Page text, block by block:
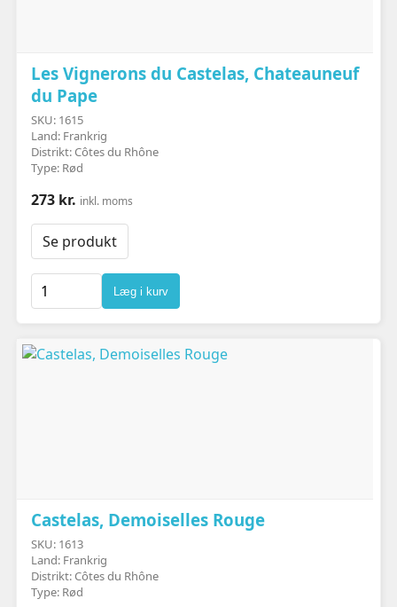
Les Vignerons du Castelas, Chateauneuf
du Pape
SKU: 1615
Land: Frankrig
Distrikt: Côtes du Rhône
Type: Rød
273 kr. inkl. moms
Se produkt
Læg i kurv
Castelas, Demoiselles Rouge
SKU: 1613
Land: Frankrig
Distrikt: Côtes du Rhône
Type: Rød